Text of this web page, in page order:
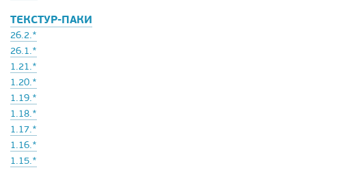
ТЕКСТУР-ПАКИ
26.2.*
26.1.*
1.21.*
1.20.*
1.19.*
1.18.*
1.17.*
1.16.*
1.15.*